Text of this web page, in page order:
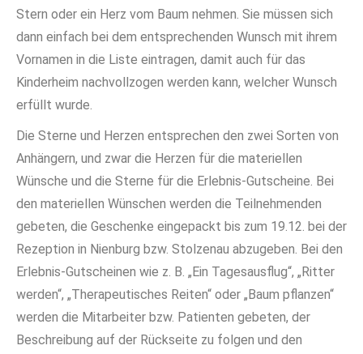
Stern oder ein Herz vom Baum nehmen. Sie müssen sich
dann einfach bei dem entsprechenden Wunsch mit ihrem
Vornamen in die Liste eintragen, damit auch für das
Kinderheim nachvollzogen werden kann, welcher Wunsch
erfüllt wurde.
Die Sterne und Herzen entsprechen den zwei Sorten von
Anhängern, und zwar die Herzen für die materiellen
Wünsche und die Sterne für die Erlebnis-Gutscheine. Bei
den materiellen Wünschen werden die Teilnehmenden
gebeten, die Geschenke eingepackt bis zum 19.12. bei der
Rezeption in Nienburg bzw. Stolzenau abzugeben. Bei den
Erlebnis-Gutscheinen wie z. B. „Ein Tagesausflug“, „Ritter
werden“, „Therapeutisches Reiten“ oder „Baum pflanzen“
werden die Mitarbeiter bzw. Patienten gebeten, der
Beschreibung auf der Rückseite zu folgen und den